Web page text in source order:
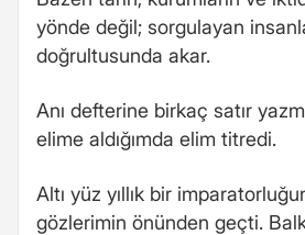
yönde değil; sorgulayan
doğrultusunda akar.
Anı defterine birkaç satır
elime aldığımda elim titredi.
Altı yüz yıllık bir
gözlerimin önünden geçti.